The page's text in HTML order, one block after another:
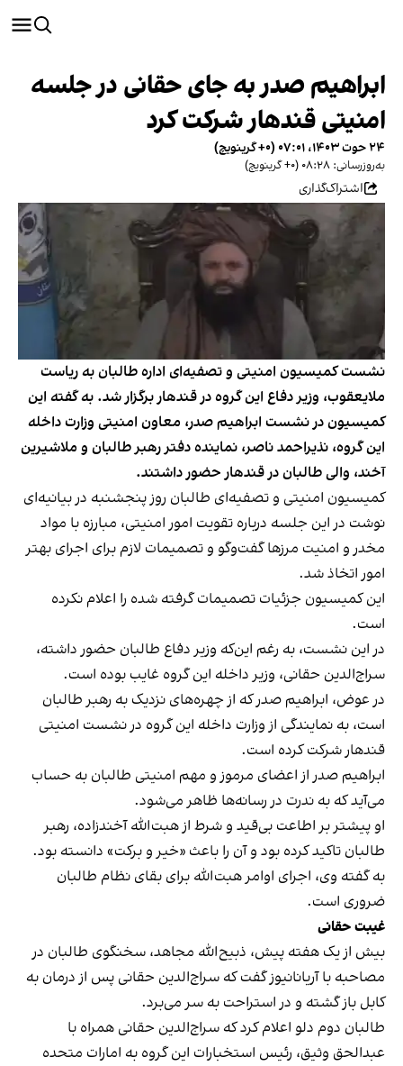
ابراهیم صدر به جای حقانی در جلسه
امنیتی قندهار شرکت کرد
۲۴ حوت ۱۴۰۳، ۰۷:۰۱ (‎+۰ گرینویچ)
به‌روزرسانی: ۰۸:۲۸ (‎+۰ گرینویچ)
اشتراک‌گذاری
نشست کمیسیون امنیتی و تصفیه‌ای اداره طالبان به ریاست
ملایعقوب، وزیر دفاع این گروه در قندهار برگزار شد. به گفته این
کمیسیون در نشست ابراهیم صدر، معاون امنیتی وزارت داخله
این گروه، نذیراحمد ناصر، نماینده دفتر رهبر طالبان و ملاشیرین
آخند، والی طالبان در قندهار حضور داشتند.
کمیسیون امنیتی و تصفیه‌ای طالبان روز پنجشنبه در بیانیه‌ای
نوشت در این جلسه درباره تقویت امور امنیتی، مبارزه با مواد
مخدر و امنیت مرزها گفت‌وگو و تصمیمات لازم برای اجرای بهتر
امور اتخاذ شد.
این کمیسیون جزئیات تصمیمات گرفته شده را اعلام نکرده
است.
در این نشست، به رغم این‌که وزیر دفاع طالبان حضور داشته،
سراج‌الدین حقانی، وزیر داخله این گروه غایب بوده است.
در عوض، ابراهیم صدر که از چهره‌های نزدیک به رهبر طالبان
است، به نمایندگی از وزارت داخله این گروه در نشست امنیتی
قندهار شرکت کرده است.
ابراهیم صدر از اعضای مرموز و مهم امنیتی طالبان به حساب
می‌آید که به ندرت در رسانه‌ها ظاهر می‌شود.
او پیشتر بر اطاعت بی‌قید و شرط از هبت‌الله آخندزاده، رهبر
طالبان تاکید کرده بود و آن را باعث «خیر و برکت» دانسته بود.
به گفته وی، اجرای اوامر هبت‌الله برای بقای نظام طالبان
ضروری است.
غیبت حقانی
بیش از یک هفته پیش، ذبیح‌الله مجاهد، سخنگوی طالبان در
مصاحبه با آریانانیوز گفت که سراج‌الدین حقانی پس از درمان به
کابل باز گشته و در استراحت به سر می‌برد.
طالبان دوم دلو اعلام کرد که سراج‌الدین حقانی همراه با
عبدالحق وثیق، رئیس استخبارات این گروه به امارات متحده